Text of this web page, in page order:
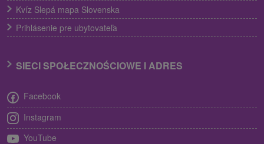
Kvíz Slepá mapa Slovenska
Prihlásenie pre ubytovateľa
SIECI SPOŁECZNOŚCIOWE I ADRES
Facebook
Instagram
YouTube